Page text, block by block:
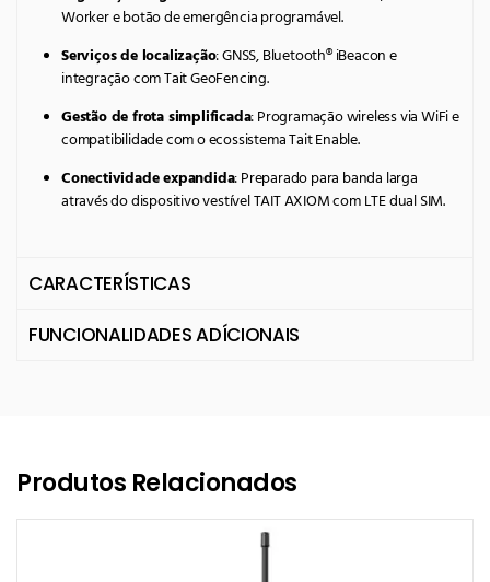
Worker e botão de emergência programável.
Serviços de localização: GNSS, Bluetooth® iBeacon e
integração com Tait GeoFencing.
Gestão de frota simplificada: Programação wireless via WiFi e
compatibilidade com o ecossistema Tait Enable.
Conectividade expandida: Preparado para banda larga
através do dispositivo vestível TAIT AXIOM com LTE dual SIM.
CARACTERÍSTICAS
FUNCIONALIDADES ADÍCIONAIS
Produtos Relacionados